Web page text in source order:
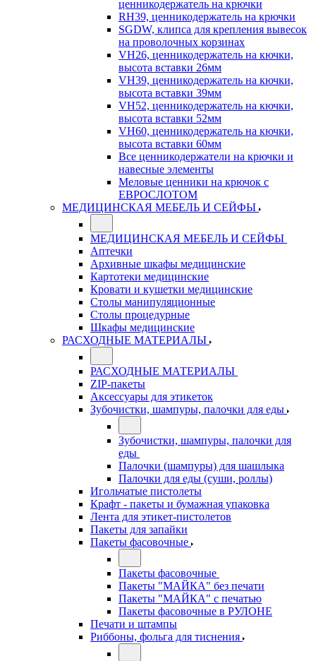
ценникодержатель на крючки
RH39, ценникодержатель на крючки
SGDW, клипса для крепления вывесок
на проволочных корзинах
VH26, ценникодержатель на кючки,
высота вставки 26мм
VH39, ценникодержатель на кючки,
высота вставки 39мм
VH52, ценникодержатель на кючки,
высота вставки 52мм
VH60, ценникодержатель на кючки,
высота вставки 60мм
Все ценникодержатели на крючки и
навесные элементы
Меловые ценники на крючок с
ЕВРОСЛОТОМ
МЕДИЦИНСКАЯ МЕБЕЛЬ И СЕЙФЫ
МЕДИЦИНСКАЯ МЕБЕЛЬ И СЕЙФЫ
Аптечки
Архивные шкафы медицинские
Картотеки медицинские
Кровати и кушетки медицинские
Столы манипуляционные
Столы процедурные
Шкафы медицинские
РАСХОДНЫЕ МАТЕРИАЛЫ
РАСХОДНЫЕ МАТЕРИАЛЫ
ZIP-пакеты
Аксессуары для этикеток
Зубочистки, шампуры, палочки для еды
Зубочистки, шампуры, палочки для
еды
Палочки (шампуры) для шашлыка
Палочки для еды (суши, роллы)
Игольчатые пистолеты
Крафт - пакеты и бумажная упаковка
Лента для этикет-пистолетов
Пакеты для запайки
Пакеты фасовочные
Пакеты фасовочные
Пакеты "МАЙКА" без печати
Пакеты "МАЙКА" с печатью
Пакеты фасовочные в РУЛОНЕ
Печати и штампы
Риббоны, фольга для тиснения